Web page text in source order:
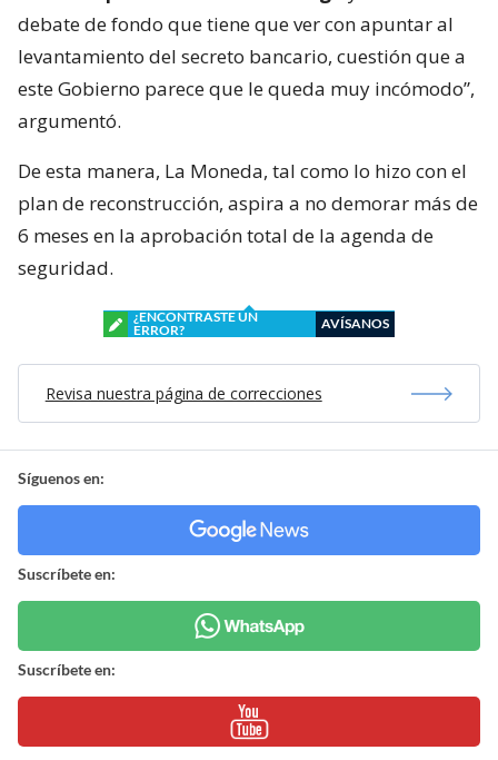
debate de fondo que tiene que ver con apuntar al
levantamiento del secreto bancario, cuestión que a
este Gobierno parece que le queda muy incómodo”,
argumentó.
De esta manera, La Moneda, tal como lo hizo con el
plan de reconstrucción, aspira a no demorar más de
6 meses en la aprobación total de la agenda de
seguridad.
¿ENCONTRASTE UN
ERROR?
AVÍSANOS
Revisa nuestra página de correcciones
Síguenos en:
Suscríbete en:
Suscríbete en: